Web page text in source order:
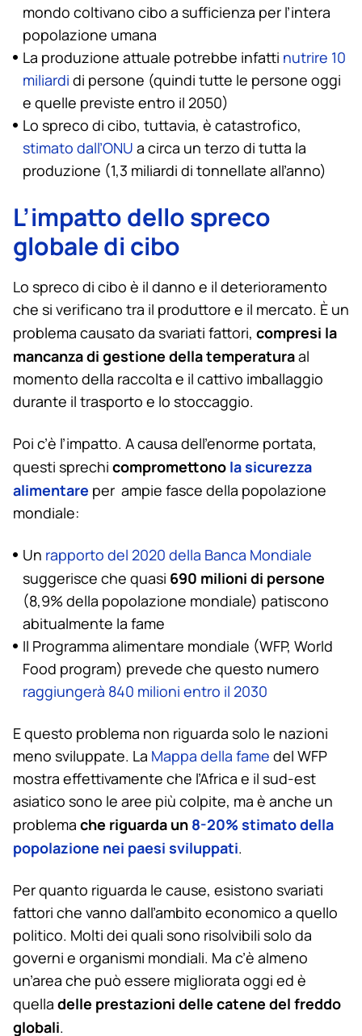
mondo coltivano cibo a sufficienza per l’intera
popolazione umana
La produzione attuale potrebbe infatti nutrire 10
miliardi di persone (quindi tutte le persone oggi
e quelle previste entro il 2050)
Lo spreco di cibo, tuttavia, è catastrofico,
stimato dall’ONU a circa un terzo di tutta la
produzione (1,3 miliardi di tonnellate all’anno)
L’impatto dello spreco
globale di cibo
Lo spreco di cibo è il danno e il deterioramento
che si verificano tra il produttore e il mercato. È un
problema causato da svariati fattori, compresi la
mancanza di gestione della temperaturaal
momento della raccolta e il cattivo imballaggio
durante il trasporto e lo stoccaggio.
Poi c’è l’impatto. A causa dell’enorme portata,
questi sprechi compromettonola sicurezza
alimentare per ampie fasce della popolazione
mondiale:
Un rapporto del 2020 della Banca Mondiale
suggerisce che quasi 690 milioni di persone
(8,9% della popolazione mondiale) patiscono
abitualmente la fame
Il Programma alimentare mondiale (WFP, World
Food program) prevede che questo numero
raggiungerà 840 milioni entro il 2030
E questo problema non riguarda solo le nazioni
meno sviluppate. La Mappa della fame del WFP
mostra effettivamente che l’Africa e il sud-est
asiatico sono le aree più colpite, ma è anche un
problema che riguarda un8-20% stimato della
popolazione nei paesi sviluppati.
Per quanto riguarda le cause, esistono svariati
fattori che vanno dall’ambito economico a quello
politico. Molti dei quali sono risolvibili solo da
governi e organismi mondiali. Ma c’è almeno
un’area che può essere migliorata oggi ed è
quella delle prestazioni delle catene del freddo
globali.